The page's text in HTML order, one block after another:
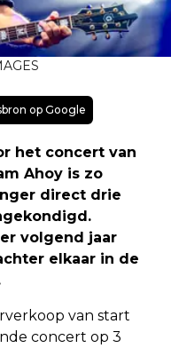
op Google
het concert van
Ahoy is zo
direct drie
volgend jaar
elkaar in de
van start
concert op 3